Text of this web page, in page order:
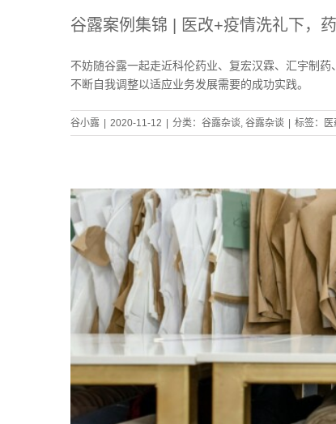
谷露案例集锦 | 医改+疫情洗礼下，
不妨随谷露一起走近科伦药业、复宏汉霖、汇宇制
不断自我调整以适应业务发展需要的成功实践。
谷小露 | 2020-11-12 | 分类： 谷露杂谈, 谷露杂谈 | 标签：